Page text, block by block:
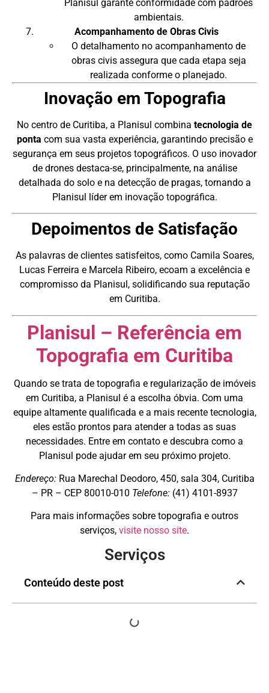
Planisul garante conformidade com padrões
ambientais.
Acompanhamento de Obras Civis
O detalhamento no acompanhamento de
obras civis assegura que cada etapa seja
realizada conforme o planejado.
Inovação em Topografia
No centro de Curitiba, a Planisul combina tecnologia de
ponta com sua vasta experiência, garantindo precisão e
segurança em seus projetos topográficos. O uso inovador
de drones destaca-se, principalmente, na análise
detalhada do solo e na detecção de pragas, tornando a
Planisul líder em inovação topográfica.
Depoimentos de Satisfação
As palavras de clientes satisfeitos, como Camila Soares,
Lucas Ferreira e Marcela Ribeiro, ecoam a excelência e
compromisso da Planisul, solidificando sua reputação
em Curitiba.
Planisul – Referência em
Topografia em Curitiba
Quando se trata de topografia e regularização de imóveis
em Curitiba, a Planisul é a escolha óbvia. Com uma
equipe altamente qualificada e a mais recente tecnologia,
eles estão prontos para atender a todas as suas
necessidades. Entre em contato e descubra como a
Planisul pode ajudar em seu próximo projeto.
Endereço:Rua Marechal Deodoro, 450, sala 304, Curitiba
– PR – CEP 80010-010 Telefone:(41) 4101-8937
Para mais informações sobre topografia e outros
serviços, visite nosso site.
Serviços
Conteúdo deste post